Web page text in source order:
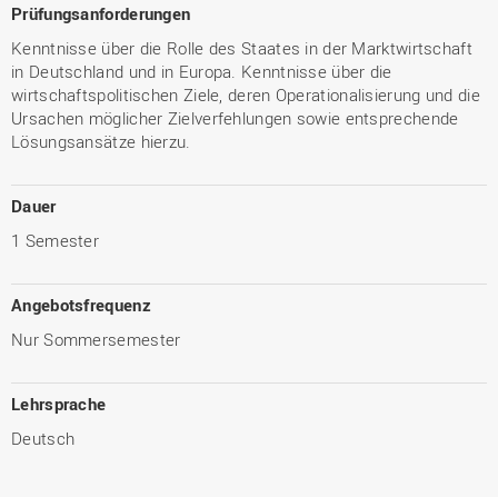
Prüfungsanforderungen
Kenntnisse über die Rolle des Staates in der Marktwirtschaft
in Deutschland und in Europa. Kenntnisse über die
wirtschaftspolitischen Ziele, deren Operationalisierung und die
Ursachen möglicher Zielverfehlungen sowie entsprechende
Lösungsansätze hierzu.
Dauer
1 Semester
Angebotsfrequenz
Nur Sommersemester
Lehrsprache
Deutsch